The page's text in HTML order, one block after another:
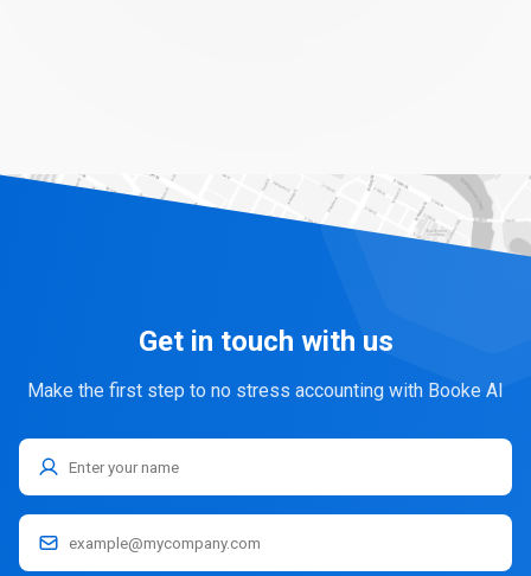
Get in touch with us
Make the first step to no stress accounting with Booke AI